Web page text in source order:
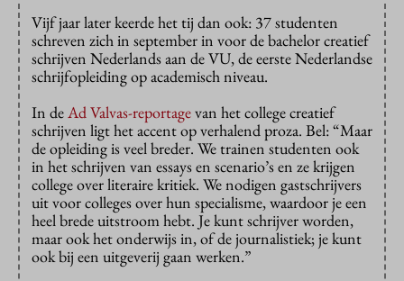
Vijf jaar later keerde het tij dan ook: 37 studenten
schreven zich in september in voor de bachelor creatief
schrijven Nederlands aan de VU, de eerste Nederlandse
schrijfopleiding op academisch niveau.
In deAd Valvas-reportagevan het college creatief
schrijven ligt het accent op verhalend proza. Bel: “Maar
de opleiding is veel breder. We trainen studenten ook
in het schrijven van essays en scenario’s en ze krijgen
college over literaire kritiek. We nodigen gastschrijvers
uit voor colleges over hun specialisme, waardoor je een
heel brede uitstroom hebt. Je kunt schrijver worden,
maar ook het onderwijs in, of de journalistiek; je kunt
ook bij een uitgeverij gaan werken.”